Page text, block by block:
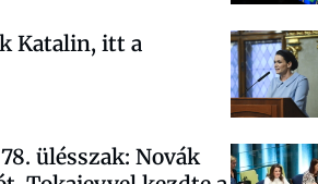
Katalin, itt a
ülésszak: Novák